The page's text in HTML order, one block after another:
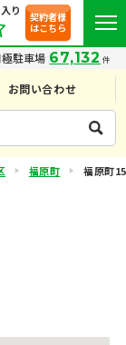
り
契約者様
はこちら
駐車場 67,132 件
お問い合わせ
福原町 福原町